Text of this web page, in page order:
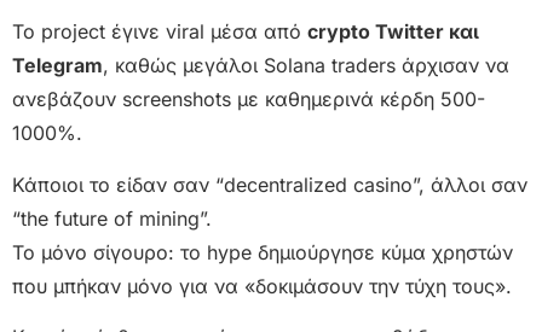
Το project έγινε viral μέσα από crypto Twitter και
Telegram, καθώς μεγάλοι Solana traders άρχισαν να
ανεβάζουν screenshots με καθημερινά κέρδη 500-
1000%.
Κάποιοι το είδαν σαν “decentralized casino”, άλλοι σαν
“the future of mining”.
Το μόνο σίγουρο: το hype δημιούργησε κύμα χρηστών
που μπήκαν μόνο για να «δοκιμάσουν την τύχη τους».